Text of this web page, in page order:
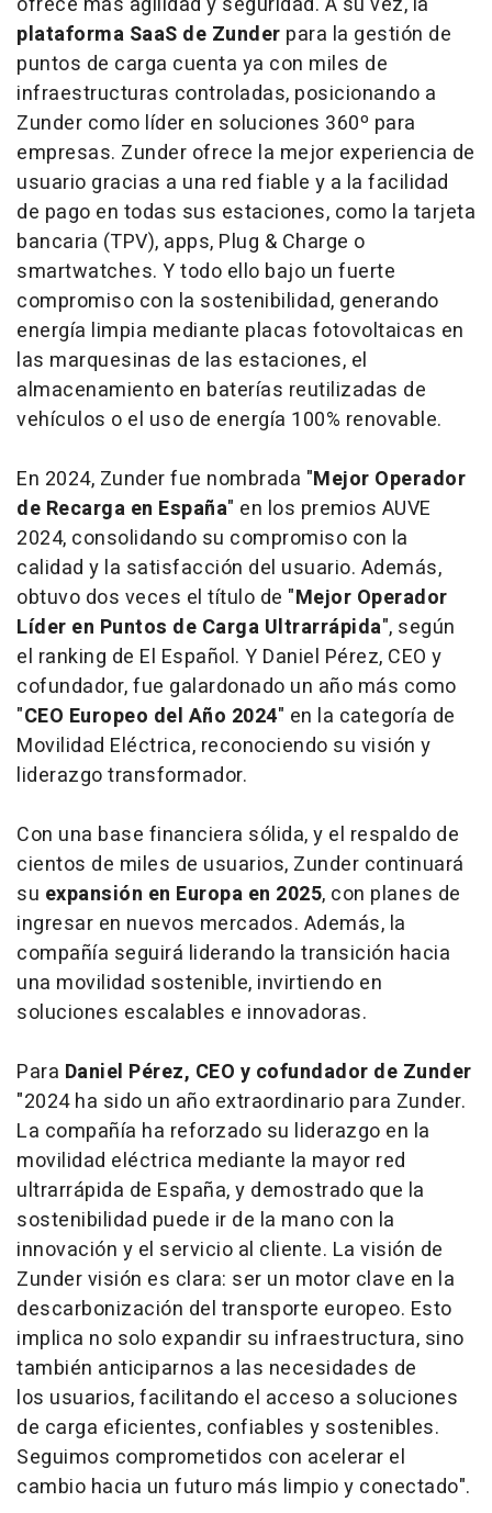
plataforma SaaS de Zunder para la gestión de
puntos de carga cuenta ya con miles de
infraestructuras controladas, posicionando a
Zunder como líder en soluciones 360º para
empresas. Zunder ofrece la mejor experiencia de
usuario gracias a una red fiable y a la facilidad
de pago en todas sus estaciones, como la tarjeta
bancaria (TPV), apps, Plug & Charge o
smartwatches. Y todo ello bajo un fuerte
compromiso con la sostenibilidad, generando
energía limpia mediante placas fotovoltaicas en
las marquesinas de las estaciones, el
almacenamiento en baterías reutilizadas de
vehículos o el uso de energía 100% renovable.
En 2024, Zunder fue nombrada "Mejor Operador
de Recarga en España" en los premios AUVE
2024, consolidando su compromiso con la
calidad y la satisfacción del usuario. Además,
obtuvo dos veces el título de "Mejor Operador
Líder en Puntos de Carga Ultrarrápida", según
el ranking de El Español. Y Daniel Pérez, CEO y
cofundador, fue galardonado un año más como
"CEO Europeo del Año 2024" en la categoría de
Movilidad Eléctrica, reconociendo su visión y
liderazgo transformador.
Con una base financiera sólida, y el respaldo de
cientos de miles de usuarios, Zunder continuará
su expansión en Europa en 2025, con planes de
ingresar en nuevos mercados. Además, la
compañía seguirá liderando la transición hacia
una movilidad sostenible, invirtiendo en
soluciones escalables e innovadoras.
Para Daniel Pérez, CEO y cofundador de Zunder
"2024 ha sido un año extraordinario para Zunder.
La compañía ha reforzado su liderazgo en la
movilidad eléctrica mediante la mayor red
ultrarrápida de España, y demostrado que la
sostenibilidad puede ir de la mano con la
innovación y el servicio al cliente. La visión de
Zunder visión es clara: ser un motor clave en la
descarbonización del transporte europeo. Esto
implica no solo expandir su infraestructura, sino
también anticiparnos a las necesidades de
los usuarios, facilitando el acceso a soluciones
de carga eficientes, confiables y sostenibles.
Seguimos comprometidos con acelerar el
cambio hacia un futuro más limpio y conectado".